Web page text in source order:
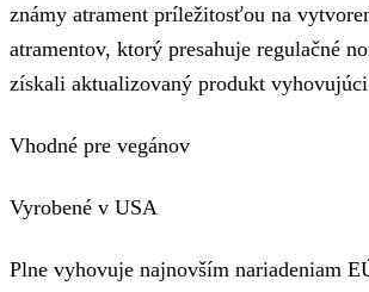
známy atrament príležitosťou na
atramentov, ktorý presahuje regulačné
získali aktualizovaný produkt
Vhodné pre vegánov
Vyrobené v USA
Plne vyhovuje najnovším nariadeniam